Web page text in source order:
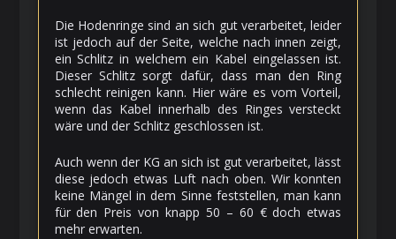
Die Hodenringe sind an sich gut verarbeitet, leider
ist jedoch auf der Seite, welche nach innen zeigt,
ein Schlitz in welchem ein Kabel eingelassen ist.
Dieser Schlitz sorgt dafür, dass man den Ring
schlecht reinigen kann. Hier wäre es vom Vorteil,
wenn das Kabel innerhalb des Ringes versteckt
wäre und der Schlitz geschlossen ist.
Auch wenn der KG an sich ist gut verarbeitet, lässt
diese jedoch etwas Luft nach oben. Wir konnten
keine Mängel in dem Sinne feststellen, man kann
für den Preis von knapp 50 – 60 € doch etwas
mehr erwarten.